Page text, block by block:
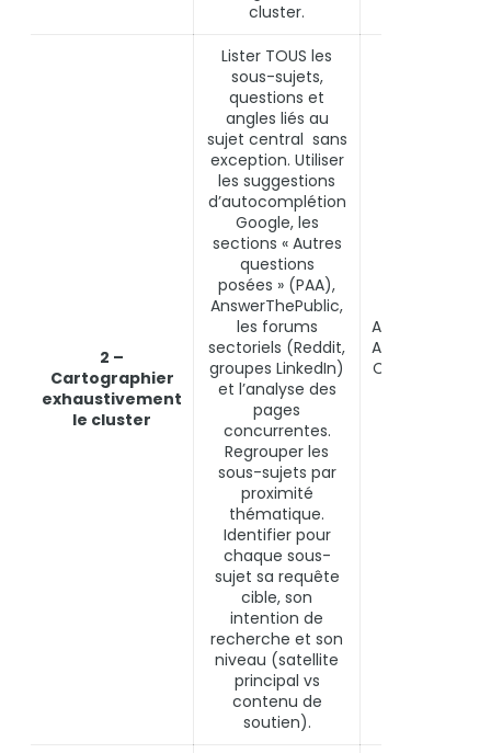
cluster.
2 –
Cartographier
exhaustivement
le cluster
Lister TOUS les
sous-sujets,
questions et
angles liés au
sujet central sans
exception. Utiliser
les suggestions
d’autocomplétion
Google, les
sections « Autres
questions
posées » (PAA),
AnswerThePublic,
les forums
sectoriels (Reddit,
groupes LinkedIn)
et l’analyse des
pages
concurrentes.
Regrouper les
sous-sujets par
proximité
thématique.
Identifier pour
chaque sous-
sujet sa requête
cible, son
intention de
recherche et son
niveau (satellite
principal vs
contenu de
soutien).
AlsoAsked,
Content